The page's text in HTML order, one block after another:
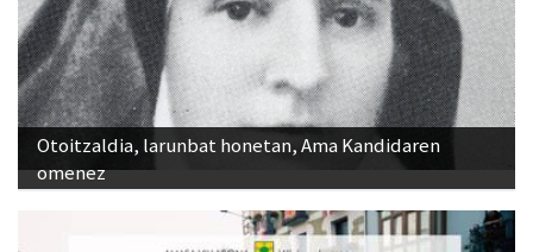
Otoitzaldia, larunbat honetan, Ama Kandidaren
omenez